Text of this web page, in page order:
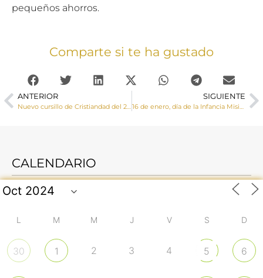
pequeños ahorros.
Comparte si te ha gustado
ANTERIOR
Nuevo cursillo de Cristiandad del 25 al 27 de marzo
SIGUIENTE
16 de enero, día de la Infancia Misionera con el lema, “Luz para el mundo”
CALENDARIO
L M M J V S D
30 1 2 3 4 5 6